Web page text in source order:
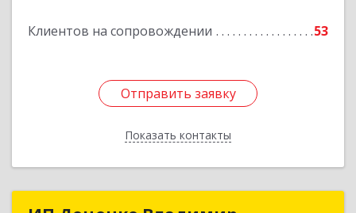
Клиентов на сопровождении 53
Отправить заявку
Показать контакты
Отправить заявку
Назад